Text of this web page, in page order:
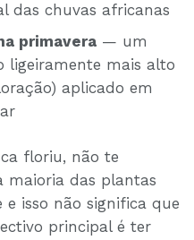
das chuvas africanas
primavera— um
ligeiramente mais alto
aplicado em
floriu, não te
maioria das plantas
isso não significa que
principal é ter